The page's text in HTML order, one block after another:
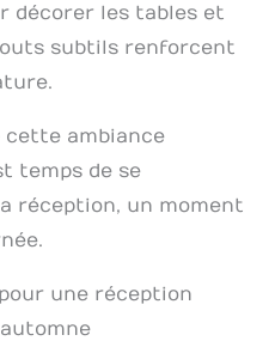
décorer les tables et
subtils renforcent
cette ambiance
temps de se
réception, un moment
une réception